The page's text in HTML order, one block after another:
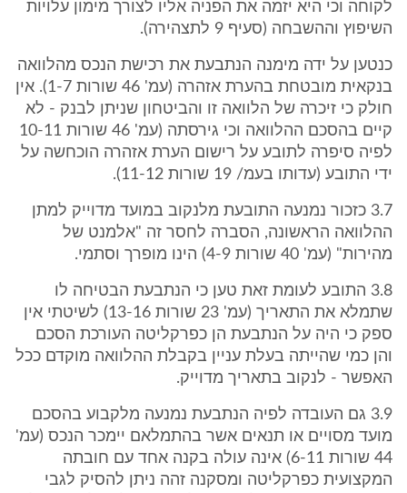
לקוחה וכי היא יזמה את הפניה אליו לצורך מימון עלויות
השיפוץ וההשבחה (סעיף 9 לתצהירה).
כנטען על ידה מימנה הנתבעת את רכישת הנכס מהלוואה
בנקאית מובטחת בהערת אזהרה (עמ' 46 שורות 1-7). אין
חולק כי זיכרה של הלוואה זו והביטחון שניתן לבנק - לא
קיים בהסכם ההלוואה וכי גירסתה (עמ' 46 שורות 10-11
לפיה סיפרה לתובע על רישום הערת אזהרה הוכחשה על
ידי התובע (עדותו בעמ/ 19 שורות 11-12).
3.7 כזכור נמנעה התובעת מלנקוב במועד מדוייק למתן
ההלוואה הראשונה, הסברה לחסר זה "אלמנט של
מהירות" (עמ' 40 שורות 4-9) הינו מופרך וסתמי.
3.8 התובע לעומת זאת טען כי הנתבעת הבטיחה לו
שתמלא את התאריך (עמ' 23 שורות 13-16) לשיטתי אין
ספק כי היה על הנתבעת הן כפרקליטה העורכת הסכם
והן כמי שהייתה בעלת עניין בקבלת ההלוואה מוקדם ככל
האפשר - לנקוב בתאריך מדוייק.
3.9 גם העובדה לפיה הנתבעת נמנעה מלקבוע בהסכם
מועד מסויים או תנאים אשר בהתמלאם יימכר הנכס (עמ'
44 שורות 6-11) אינה עולה בקנה אחד עם חובתה
המקצועית כפרקליטה ומסקנה זהה ניתן להסיק לגבי